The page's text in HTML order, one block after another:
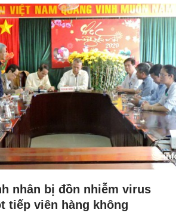
nhân bị đồn nhiễm virus
tiếp viên hàng không